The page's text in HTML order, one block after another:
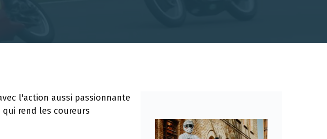
l'action aussi passionnante
rend les coureurs